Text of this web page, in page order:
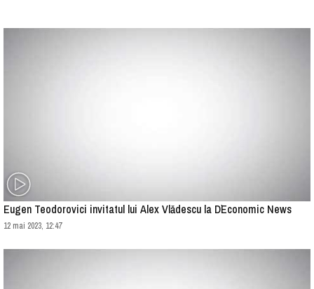
Eugen Teodorovici invitatul lui Alex Vlădescu la D`Economic News
12 mai 2023, 12:47